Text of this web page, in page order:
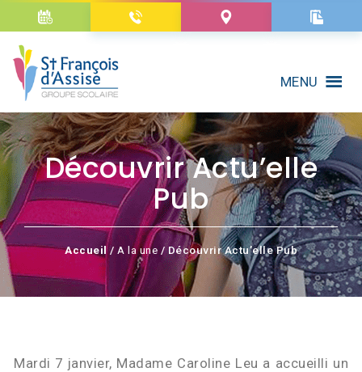
MENU
Découvrir Actu’elle
Pub
Accueil/ A la une/ Découvrir Actu’elle Pub
Mardi 7 janvier, Madame Caroline Leu a accueilli un